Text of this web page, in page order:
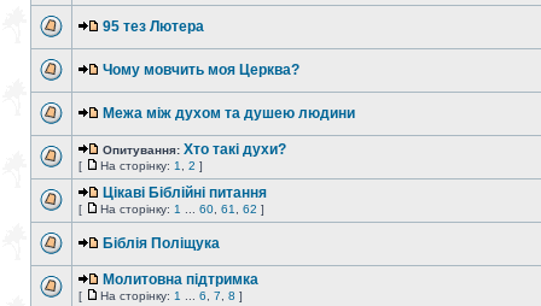
95 тез Лютера
Чому мовчить моя Церква?
Межа між духом та душею людини
Опитування: Хто такі духи?
[ На сторінку: 1 2 ]
Цікаві Біблійні питання
[ На сторінку: 1 60 61 62 ]
Біблія Поліщука
Молитовна підтримка
[ На сторінку: 1 6 7 8 ]